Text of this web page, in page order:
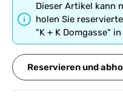
Dieser Artikel kann
holen Sie
"K + K Domgasse"
Reservieren und